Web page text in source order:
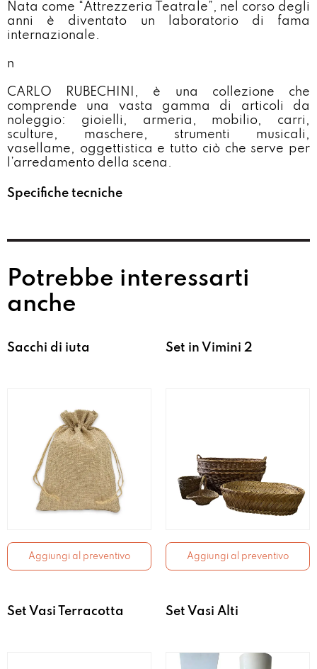
Nata come “Attrezzeria Teatrale”, nel corso degli
anni è diventato un laboratorio di fama
internazionale.
n
CARLO RUBECHINI, è una collezione che
comprende una vasta gamma di articoli da
noleggio: gioielli, armeria, mobilio, carri,
sculture, maschere, strumenti musicali,
vasellame, oggettistica e tutto ciò che serve per
l’arredamento della scena.
Specifiche tecniche
Potrebbe interessarti
anche
Sacchi di iuta
Aggiungi al preventivo
Set in Vimini 2
Aggiungi al preventivo
Set Vasi Terracotta Set Vasi Alti